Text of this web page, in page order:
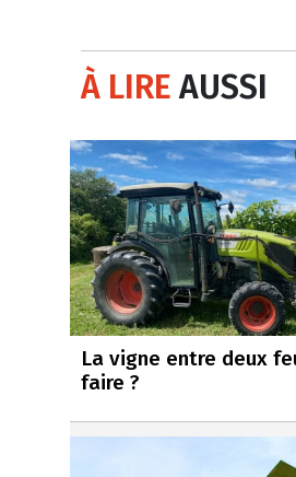
À LIREAUSSI
La vigne entre deux
faire ?